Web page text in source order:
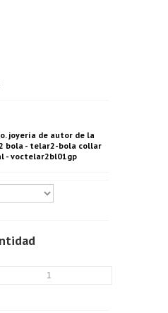
joyería de autor de la
bola - telar2-bola collar
- voctelar2bl01gp